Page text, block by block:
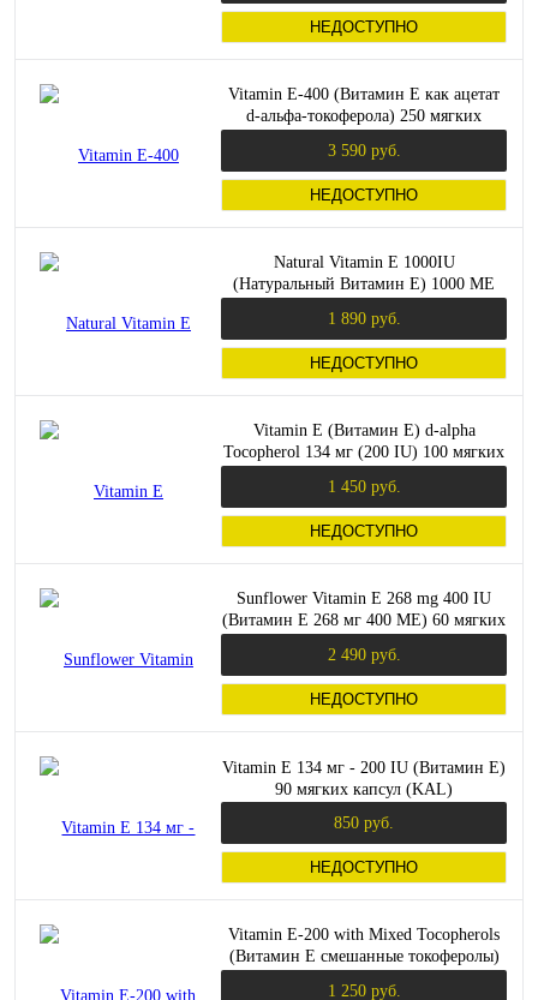
НЕДОСТУПНО
Vitamin E-400 (Витамин Е как ацетат
d-альфа-токоферола) 250 мягких
3 590 руб.
НЕДОСТУПНО
Natural Vitamin E 1000IU
(Натуральный Витамин Е) 1000 МЕ
1 890 руб.
НЕДОСТУПНО
Vitamin E (Витамин E) d-alpha
Tocopherol 134 мг (200 IU) 100 мягких
1 450 руб.
НЕДОСТУПНО
Sunflower Vitamin E 268 mg 400 IU
(Витамин Е 268 мг 400 МЕ) 60 мягких
2 490 руб.
НЕДОСТУПНО
Vitamin E 134 мг - 200 IU (Витамин E)
90 мягких капсул (KAL)
850 руб.
НЕДОСТУПНО
Vitamin E-200 with Mixed Tocopherols
(Витамин Е смешанные токоферолы)
1 250 руб.